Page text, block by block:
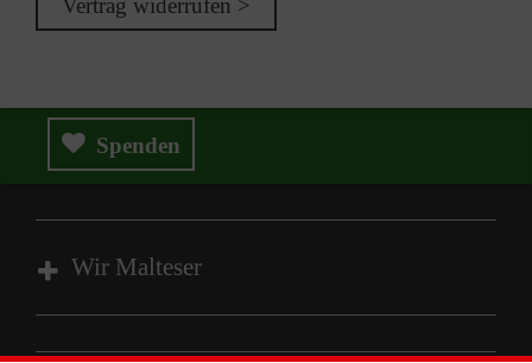
Vertrag widerrufen >
Spenden
Wir Malteser
Spenden & Helfen